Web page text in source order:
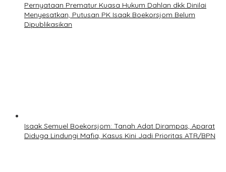
Pernyataan Prematur Kuasa Hukum Dahlan dkk Dinilai
Menyesatkan, Putusan PK Isaak Boekorsjom Belum
Dipublikasikan
Isaak Semuel Boekorsjom: Tanah Adat Dirampas, Aparat
Diduga Lindungi Mafia, Kasus Kini Jadi Prioritas ATR/BPN